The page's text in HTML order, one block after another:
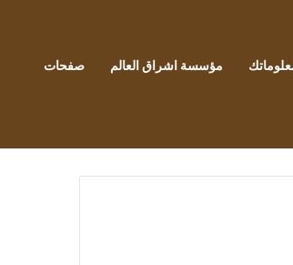
مؤسسة اشراق العالم صفحات